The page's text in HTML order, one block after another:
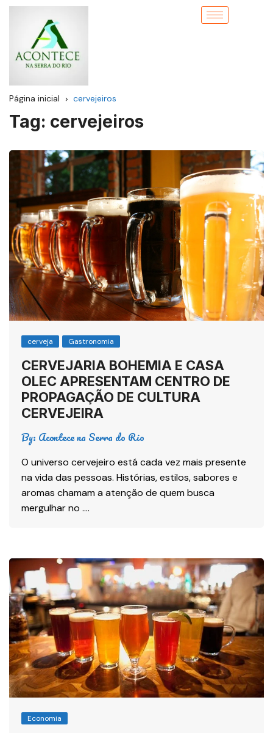
Página inicial cervejeiros
Tag: cervejeiros
cerveja Gastronomia
CERVEJARIA BOHEMIA E CASA
OLEC APRESENTAM CENTRO DE
PROPAGAÇÃO DE CULTURA
CERVEJEIRA
By: Acontece na Serra do Rio
O universo cervejeiro está cada vez mais presente
na vida das pessoas. Histórias, estilos, sabores e
aromas chamam a atenção de quem busca
mergulhar no ….
Economia